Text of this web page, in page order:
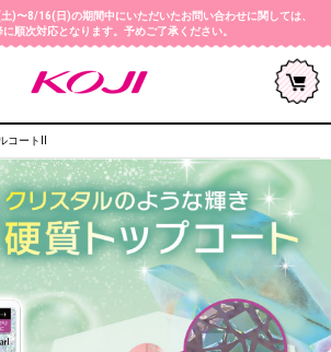
)〜8/16(日)の期間中にいただいたお問い合わせに関しては、
順次対応となります。予めご了承ください。
コートⅡ